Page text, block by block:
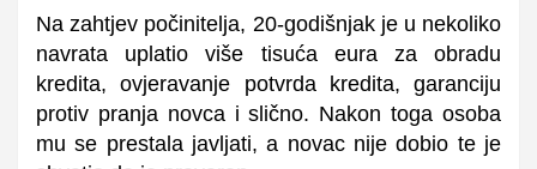
Na zahtjev počinitelja, 20-godišnjak je u nekoliko
navrata uplatio više tisuća eura za obradu
kredita, ovjeravanje potvrda kredita, garanciju
protiv pranja novca i slično. Nakon toga osoba
mu se prestala javljati, a novac nije dobio te je